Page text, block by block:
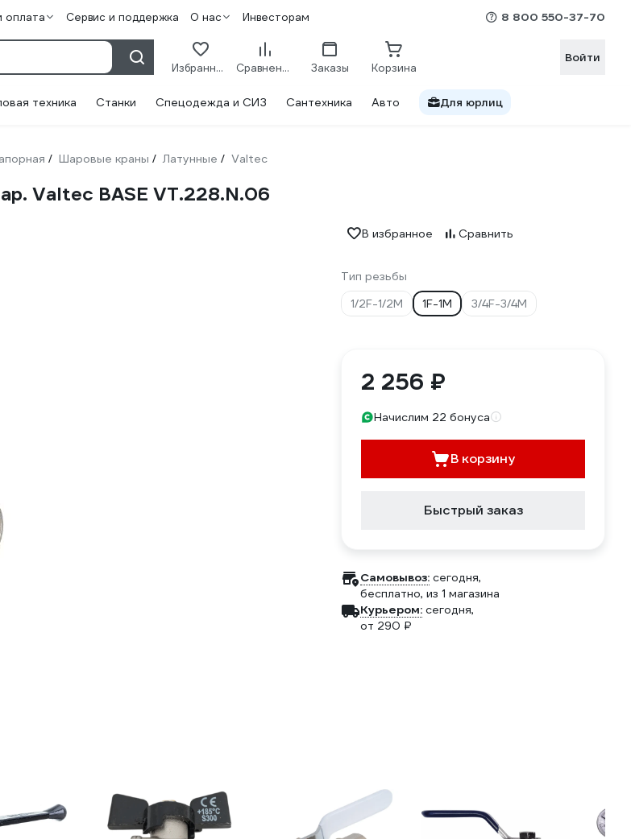
оплата Сервис и поддержка О нас Инвесторам 8 800 550-37-70
Избранное Сравнение Заказы Корзина
Войти
техника Станки Спецодежда и СИЗ Сантехника Авто Для юрлиц
/ Шаровые краны / Латунные / Valtec
Valtec BASE VT.228.N.06
В избранное Сравнить
Тип резьбы
1/2F-1/2M
1F-1M 3/4F-3/4M
2 256 ₽
Начислим 22 бонуса
В корзину
Быстрый заказ
Самовывоз: сегодня,
бесплатно, из 1 магазина
Курьером: сегодня,
от 290 ₽